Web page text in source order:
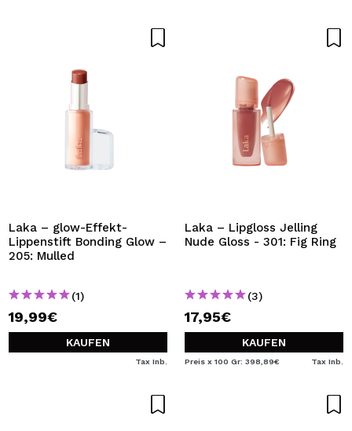
Laka – glow-Effekt-
Lippenstift Bonding Glow –
205: Mulled
(1)
19,99€
KAUFEN
Tax Inb.
Laka – Lipgloss Jelling
Nude Gloss - 301: Fig Ring
(3)
17,95€
KAUFEN
Preis x 100 Gr: 398,89€ Tax Inb.